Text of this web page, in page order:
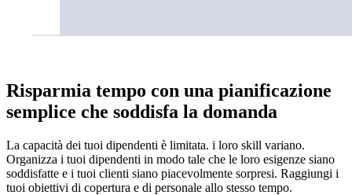
Risparmia tempo con una pianificazione
semplice che soddisfa la domanda
La capacità dei tuoi dipendenti è limitata. i loro skill variano.
Organizza i tuoi dipendenti in modo tale che le loro esigenze siano
soddisfatte e i tuoi clienti siano piacevolmente sorpresi. Raggiungi i
tuoi obiettivi di copertura e di personale allo stesso tempo.